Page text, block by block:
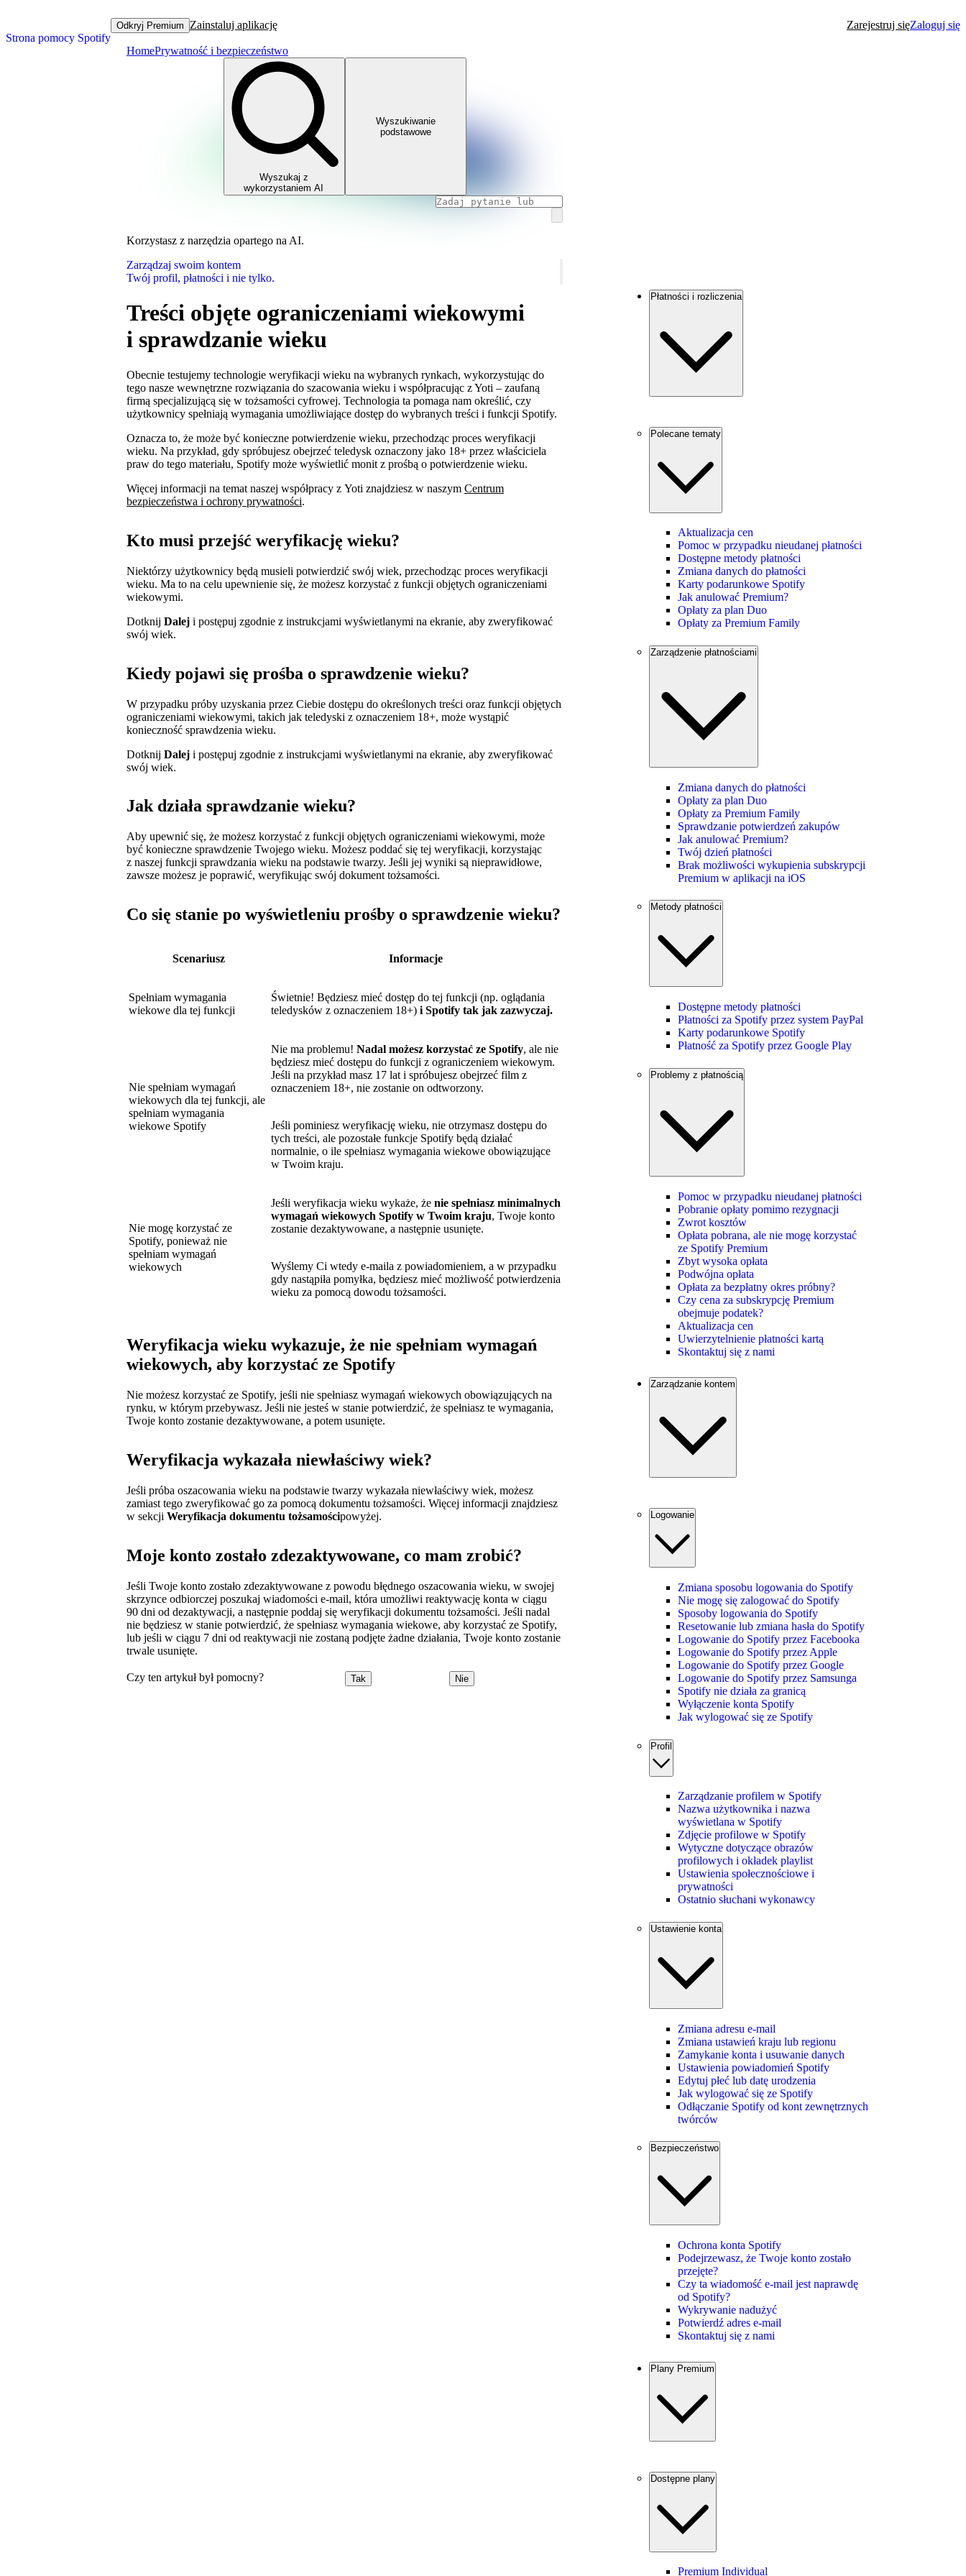
Strona pomocy Spotify
Odkryj Premium Zainstaluj aplikację Zarejestruj sięZaloguj się
HomePrywatność i bezpieczeństwo
Wyszukaj z
wykorzystaniem AI
Wyszukiwanie
podstawowe
Korzystasz z narzędzia opartego na AI.
Zarządzaj swoim kontem
Twój profil, płatności i nie tylko.
Treści objęte ograniczeniami wiekowymi
i sprawdzanie wieku
Obecnie testujemy technologie weryfikacji wieku na wybranych rynkach, wykorzystując do
tego nasze wewnętrzne rozwiązania do szacowania wieku i współpracując z Yoti – zaufaną
firmą specjalizującą się w tożsamości cyfrowej. Technologia ta pomaga nam określić, czy
użytkownicy spełniają wymagania umożliwiające dostęp do wybranych treści i funkcji Spotify.
Oznacza to, że może być konieczne potwierdzenie wieku, przechodząc proces weryfikacji
wieku. Na przykład, gdy spróbujesz obejrzeć teledysk oznaczony jako 18+ przez właściciela
praw do tego materiału, Spotify może wyświetlić monit z prośbą o potwierdzenie wieku.
Więcej informacji na temat naszej współpracy z Yoti znajdziesz w naszym Centrum
bezpieczeństwa i ochrony prywatności.
Kto musi przejść weryfikację wieku?
Niektórzy użytkownicy będą musieli potwierdzić swój wiek, przechodząc proces weryfikacji
wieku. Ma to na celu upewnienie się, że możesz korzystać z funkcji objętych ograniczeniami
wiekowymi.
Dotknij Dalej i postępuj zgodnie z instrukcjami wyświetlanymi na ekranie, aby zweryfikować
swój wiek.
Kiedy pojawi się prośba o sprawdzenie wieku?
W przypadku próby uzyskania przez Ciebie dostępu do określonych treści oraz funkcji objętych
ograniczeniami wiekowymi, takich jak teledyski z oznaczeniem 18+, może wystąpić
konieczność sprawdzenia wieku.
Dotknij Dalej i postępuj zgodnie z instrukcjami wyświetlanymi na ekranie, aby zweryfikować
swój wiek.
Jak działa sprawdzanie wieku?
Aby upewnić się, że możesz korzystać z funkcji objętych ograniczeniami wiekowymi, może
być konieczne sprawdzenie Twojego wieku. Możesz poddać się tej weryfikacji, korzystając
z naszej funkcji sprawdzania wieku na podstawie twarzy. Jeśli jej wyniki są nieprawidłowe,
zawsze możesz je poprawić, weryfikując swój dokument tożsamości.
Co się stanie po wyświetleniu prośby o sprawdzenie wieku?
Scenariusz Informacje
Spełniam wymagania
wiekowe dla tej funkcji
Świetnie! Będziesz mieć dostęp do tej funkcji (np. oglądania
teledysków z oznaczeniem 18+) i Spotify tak jak zazwyczaj.
Nie spełniam wymagań
wiekowych dla tej funkcji, ale
spełniam wymagania
wiekowe Spotify
Nie ma problemu! Nadal możesz korzystać ze Spotify, ale nie
będziesz mieć dostępu do funkcji z ograniczeniem wiekowym.
Jeśli na przykład masz 17 lat i spróbujesz obejrzeć film z
oznaczeniem 18+, nie zostanie on odtworzony.
Jeśli pominiesz weryfikację wieku, nie otrzymasz dostępu do
tych treści, ale pozostałe funkcje Spotify będą działać
normalnie, o ile spełniasz wymagania wiekowe obowiązujące
w Twoim kraju.
Nie mogę korzystać ze
Spotify, ponieważ nie
spełniam wymagań
wiekowych
Jeśli weryfikacja wieku wykaże, że nie spełniasz minimalnych
wymagań wiekowych Spotify w Twoim kraju, Twoje konto
zostanie dezaktywowane, a następnie usunięte.
Wyślemy Ci wtedy e-maila z powiadomieniem, a w przypadku
gdy nastąpiła pomyłka, będziesz mieć możliwość potwierdzenia
wieku za pomocą dowodu tożsamości.
Weryfikacja wieku wykazuje, że nie spełniam wymagań
wiekowych, aby korzystać ze Spotify
Nie możesz korzystać ze Spotify, jeśli nie spełniasz wymagań wiekowych obowiązujących na
rynku, w którym przebywasz. Jeśli nie jesteś w stanie potwierdzić, że spełniasz te wymagania,
Twoje konto zostanie dezaktywowane, a potem usunięte.
Weryfikacja wykazała niewłaściwy wiek?
Jeśli próba oszacowania wieku na podstawie twarzy wykazała niewłaściwy wiek, możesz
zamiast tego zweryfikować go za pomocą dokumentu tożsamości. Więcej informacji znajdziesz
w sekcji Weryfikacja dokumentu tożsamościpowyżej.
Moje konto zostało zdezaktywowane, co mam zrobić?
Jeśli Twoje konto zostało zdezaktywowane z powodu błędnego oszacowania wieku, w swojej
skrzynce odbiorczej poszukaj wiadomości e-mail, która umożliwi reaktywację konta w ciągu
90 dni od dezaktywacji, a następnie poddaj się weryfikacji dokumentu tożsamości. Jeśli nadal
nie będziesz w stanie potwierdzić, że spełniasz wymagania wiekowe, aby korzystać ze Spotify,
lub jeśli w ciągu 7 dni od reaktywacji nie zostaną podjęte żadne działania, Twoje konto zostanie
trwale usunięte.
Czy ten artykuł był pomocny? Tak Nie
Płatności i rozliczenia
Polecane tematy
Aktualizacja cen
Pomoc w przypadku nieudanej płatności
Dostępne metody płatności
Zmiana danych do płatności
Karty podarunkowe Spotify
Jak anulować Premium?
Opłaty za plan Duo
Opłaty za Premium Family
Zarządzenie płatnościami
Zmiana danych do płatności
Opłaty za plan Duo
Opłaty za Premium Family
Sprawdzanie potwierdzeń zakupów
Jak anulować Premium?
Twój dzień płatności
Brak możliwości wykupienia subskrypcji
Premium w aplikacji na iOS
Metody płatności
Dostępne metody płatności
Płatności za Spotify przez system PayPal
Karty podarunkowe Spotify
Płatność za Spotify przez Google Play
Problemy z płatnością
Pomoc w przypadku nieudanej płatności
Pobranie opłaty pomimo rezygnacji
Zwrot kosztów
Opłata pobrana, ale nie mogę korzystać
ze Spotify Premium
Zbyt wysoka opłata
Podwójna opłata
Opłata za bezpłatny okres próbny?
Czy cena za subskrypcję Premium
obejmuje podatek?
Aktualizacja cen
Uwierzytelnienie płatności kartą
Skontaktuj się z nami
Zarządzanie kontem
Logowanie
Zmiana sposobu logowania do Spotify
Nie mogę się zalogować do Spotify
Sposoby logowania do Spotify
Resetowanie lub zmiana hasła do Spotify
Logowanie do Spotify przez Facebooka
Logowanie do Spotify przez Apple
Logowanie do Spotify przez Google
Logowanie do Spotify przez Samsunga
Spotify nie działa za granicą
Wyłączenie konta Spotify
Jak wylogować się ze Spotify
Profil
Zarządzanie profilem w Spotify
Nazwa użytkownika i nazwa
wyświetlana w Spotify
Zdjęcie profilowe w Spotify
Wytyczne dotyczące obrazów
profilowych i okładek playlist
Ustawienia społecznościowe i
prywatności
Ostatnio słuchani wykonawcy
Ustawienie konta
Zmiana adresu e-mail
Zmiana ustawień kraju lub regionu
Zamykanie konta i usuwanie danych
Ustawienia powiadomień Spotify
Edytuj płeć lub datę urodzenia
Jak wylogować się ze Spotify
Odłączanie Spotify od kont zewnętrznych
twórców
Bezpieczeństwo
Ochrona konta Spotify
Podejrzewasz, że Twoje konto zostało
przejęte?
Czy ta wiadomość e-mail jest naprawdę
od Spotify?
Wykrywanie nadużyć
Potwierdź adres e-mail
Skontaktuj się z nami
Plany Premium
Dostępne plany
Premium Individual